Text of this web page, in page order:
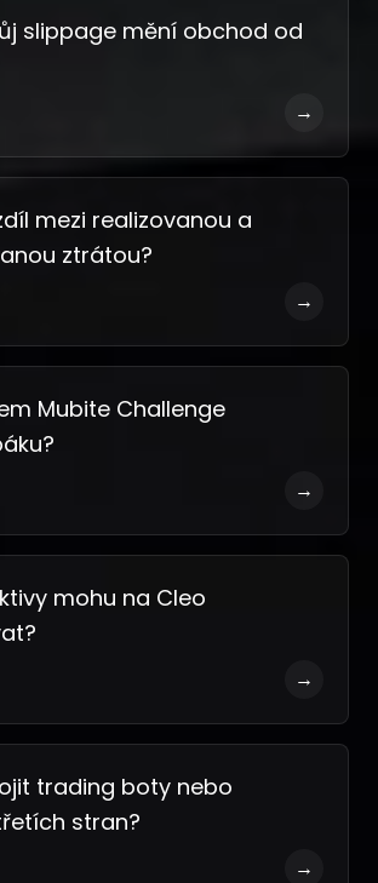
slippage mění obchod od
→
mezi realizovanou a
ztrátou?
→
Mubite Challenge
→
mohu na Cleo
→
trading boty nebo
stran?
→